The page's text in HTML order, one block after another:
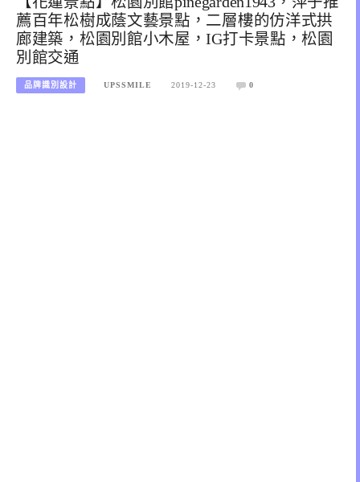
薦百年松樹成蔭文藝景點，二層樓的仿洋式拱
廊建築，松園別館小木屋，IG打卡景點，松園
別館交通
品牌識別設計 UPSSMILE 2019-12-23 0